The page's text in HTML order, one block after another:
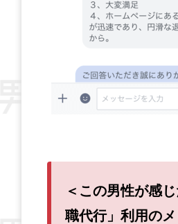
＜この男性が感
職代行」利用のメ